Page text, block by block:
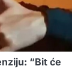
“Bit će